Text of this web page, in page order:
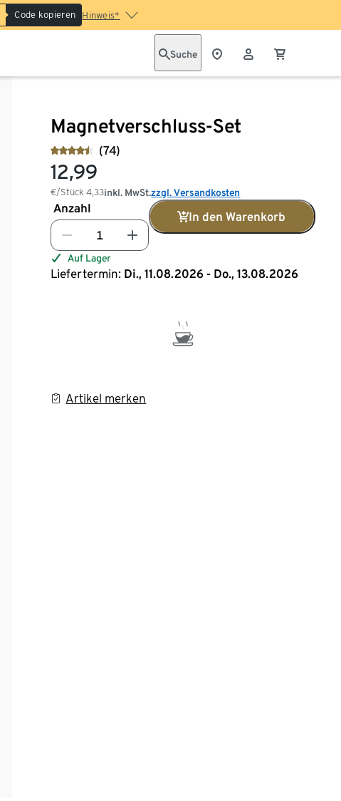
Code kopieren Hinweis*
Suche
Magnetverschluss-Set
(74)
12,99
€/Stück4,33inkl. MwSt.zzgl. Versandkosten
Anzahl
In den Warenkorb
Auf Lager
Liefertermin: Di., 11.08.2026 - Do., 13.08.2026
Artikel merken